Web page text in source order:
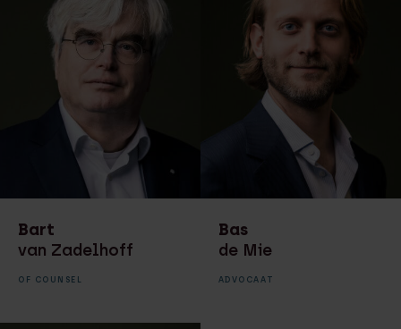
Bart
van Zadelhoff
OF COUNSEL
Bas
de Mie
ADVOCAAT